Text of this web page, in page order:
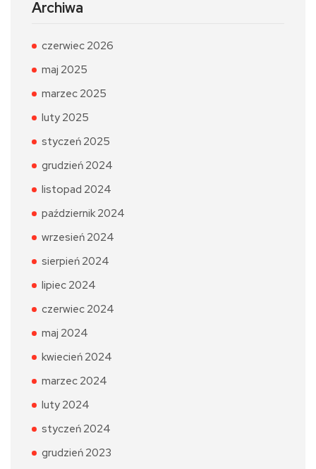
Archiwa
czerwiec 2026
maj 2025
marzec 2025
luty 2025
styczeń 2025
grudzień 2024
listopad 2024
październik 2024
wrzesień 2024
sierpień 2024
lipiec 2024
czerwiec 2024
maj 2024
kwiecień 2024
marzec 2024
luty 2024
styczeń 2024
grudzień 2023